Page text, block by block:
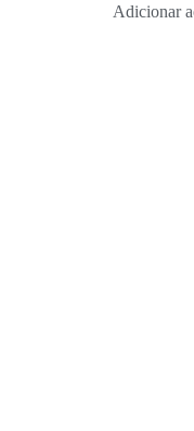
Adicionar